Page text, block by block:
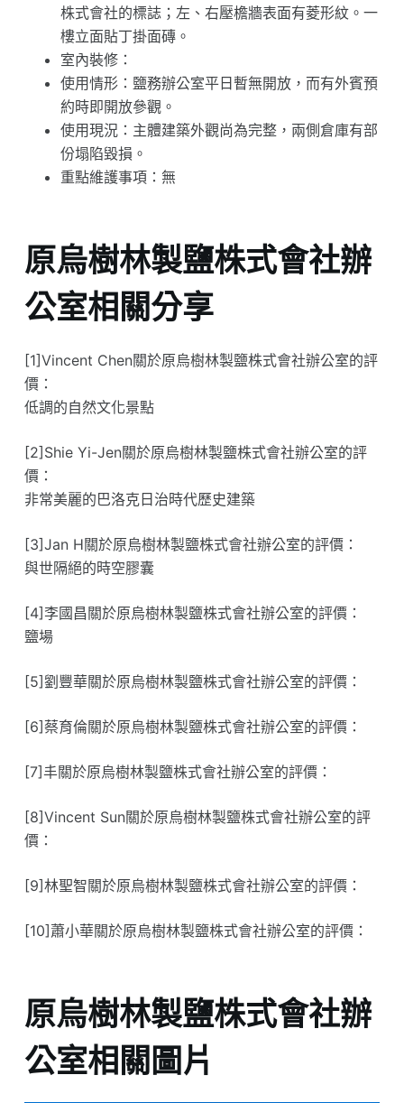
株式會社的標誌；左、右壓檐牆表面有菱形紋。一
樓立面貼丁掛面磚。
室內裝修：
使用情形：鹽務辦公室平日暫無開放，而有外賓預
約時即開放參觀。
使用現況：主體建築外觀尚為完整，兩側倉庫有部
份塌陷毀損。
重點維護事項：無
原烏樹林製鹽株式會社辦
公室相關分享
[1]Vincent Chen關於原烏樹林製鹽株式會社辦公室的評
價：
低調的自然文化景點
[2]Shie Yi-Jen關於原烏樹林製鹽株式會社辦公室的評
價：
非常美麗的巴洛克日治時代歷史建築
[3]Jan H關於原烏樹林製鹽株式會社辦公室的評價：
與世隔絕的時空膠囊
[4]李國昌關於原烏樹林製鹽株式會社辦公室的評價：
鹽場
[5]劉豐華關於原烏樹林製鹽株式會社辦公室的評價：
[6]蔡育倫關於原烏樹林製鹽株式會社辦公室的評價：
[7]丰關於原烏樹林製鹽株式會社辦公室的評價：
[8]Vincent Sun關於原烏樹林製鹽株式會社辦公室的評
價：
[9]林聖智關於原烏樹林製鹽株式會社辦公室的評價：
[10]蕭小華關於原烏樹林製鹽株式會社辦公室的評價：
原烏樹林製鹽株式會社辦
公室相關圖片